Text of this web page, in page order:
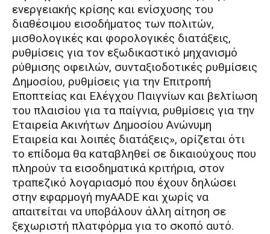
ενεργειακής κρίσης και ενίσχυσης του
διαθέσιμου εισοδήματος των πολιτών,
μισθολογικές και φορολογικές διατάξεις,
ρυθμίσεις για τον εξωδικαστικό μηχανισμό
ρύθμισης οφειλών, συνταξιοδοτικές ρυθμίσεις
Δημοσίου, ρυθμίσεις για την Επιτροπή
Εποπτείας και Ελέγχου Παιγνίων και βελτίωση
του πλαισίου για τα παίγνια, ρυθμίσεις για την
Εταιρεία Ακινήτων Δημοσίου Ανώνυμη
Εταιρεία και λοιπές διατάξεις», ορίζεται ότι
το επίδομα θα καταβληθεί σε δικαιούχους που
πληρούν τα εισοδηματικά κριτήρια, στον
τραπεζικό λογαριασμό που έχουν δηλώσει
στην εφαρμογή myAADE και χωρίς να
απαιτείται να υποβάλουν άλλη αίτηση σε
ξεχωριστή πλατφόρμα για το σκοπό αυτό.